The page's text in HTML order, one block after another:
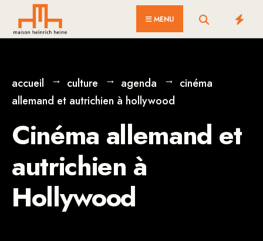
MENU
accueil culture agenda
cinéma
allemand et autrichien à hollywood
Cinéma allemand et
autrichien à
Hollywood